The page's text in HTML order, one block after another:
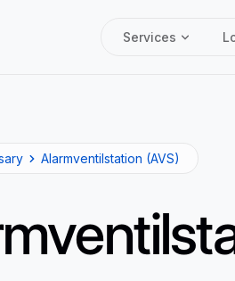
Services
Alarmventilstation (AVS)